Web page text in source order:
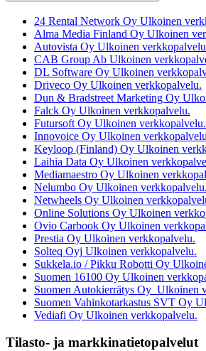
24 Rental Network Oy Ulkoinen
Alma Media Finland Oy Ulkoinen
Autovista Oy Ulkoinen
CAB Group Ab Ulkoinen
DL Software Oy Ulkoinen
Driveco Oy Ulkoinen verkkopalvelu.
Dun & Bradstreet Marketing Oy
Falck Oy Ulkoinen verkkopalvelu.
Futursoft Oy Ulkoinen verkkopalvelu.
Innovoice Oy Ulkoinen
Keyloop (Finland) Oy Ulkoinen
Laihia Data Oy Ulkoinen
Mediamaestro Oy Ulkoinen
Nelumbo Oy Ulkoinen verkkopalvelu.
Netwheels Oy Ulkoinen
Online Solutions Oy Ulkoinen
Ovio Carbook Oy Ulkoinen
Prestia Oy Ulkoinen verkkopalvelu.
Solteq Oyj Ulkoinen verkkopalvelu.
Sukkela.io / Pikku Robotti Oy
Suomen 16100 Oy Ulkoinen
Suomen Autokierrätys Oy Ulkoinen
Suomen Vahinkotarkastus SVT Oy
Vediafi Oy Ulkoinen verkkopalvelu.
Tilasto- ja markkinatietopalvelut